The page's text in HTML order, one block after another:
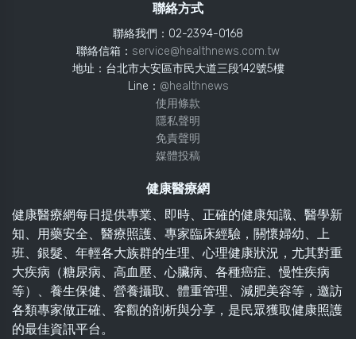
聯絡方式
聯絡我們：02-2394-0168
聯絡信箱： service@healthnews.com.tw
地址：台北市大安區市民大道三段142號5樓
Line： @healthnews
使用條款
隱私聲明
免責聲明
媒體投稿
健康醫療網
健康醫療網每日提供專業、即時、正確的健康知識、醫學新
知、用藥安全、醫療照護、專家臨床經驗，關懷婦幼、上
班、銀髮、年輕各大族群的生理、心理健康狀況，尤其對重
大疾病（糖尿病、高血壓、心臟病、各種癌症、慢性疾病
等）、養生保健、營養攝取、體重管理、減肥美容等，邀訪
各類專家做正確、客觀的剖析與分享，是民眾獲取健康照護
的最佳資訊平台。